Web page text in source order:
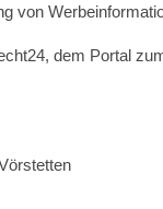
von
dem Portal